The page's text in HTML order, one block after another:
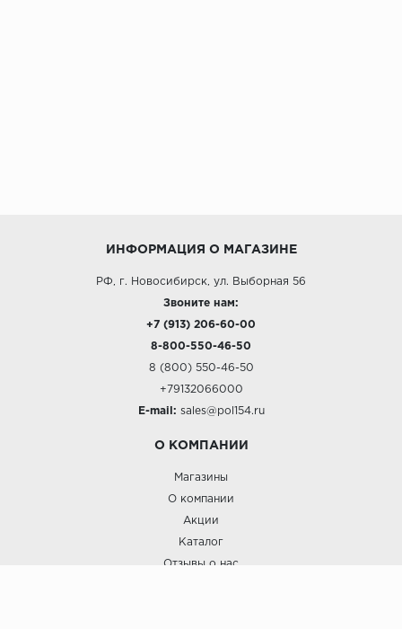
ИНФОРМАЦИЯ О МАГАЗИНЕ
РФ, г. Новосибирск, ул. Выборная 56
Звоните нам:
+7 (913) 206-60-00
8-800-550-46-50
8 (800) 550-46-50
+79132066000
E-mail: sales@pol154.ru
О КОМПАНИИ
Магазины
О компании
Акции
Каталог
Отзывы о нас